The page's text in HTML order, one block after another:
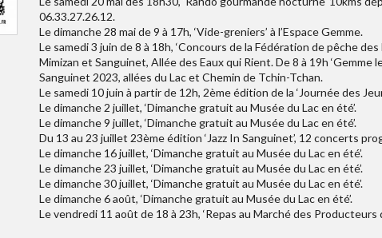
06.33.27.26.12.
Le dimanche 28 mai de 9 à 17h, ‘Vide-greniers’ à l’Espace Gemme.
Le samedi 3 juin de 8 à 18h, ‘Concours de la Fédération de pêche
Mimizan et Sanguinet, Allée des Eaux qui Rient. De 8 à 19h ‘Gemme
Sanguinet 2023, allées du Lac et Chemin de Tchin-Tchan.
Le samedi 10 juin à partir de 12h, 2ème édition de la ‘Journée des
Le dimanche 2 juillet, ‘Dimanche gratuit au Musée du Lac en été’.
Le dimanche 9 juillet, ‘Dimanche gratuit au Musée du Lac en été’.
Du 13 au 23 juillet 23ème édition ‘Jazz In Sanguinet’, 12 concerts
Le dimanche 16 juillet, ‘Dimanche gratuit au Musée du Lac en été’.
Le dimanche 23 juillet, ‘Dimanche gratuit au Musée du Lac en été’.
Le dimanche 30 juillet, ‘Dimanche gratuit au Musée du Lac en été’.
Le dimanche 6 août, ‘Dimanche gratuit au Musée du Lac en été’.
Le vendredi 11 août de 18 à 23h, ‘Repas au Marché des Producteurs